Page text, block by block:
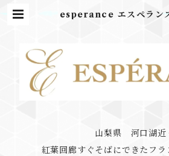
esperance エスペラン
山梨県 河口湖近
紅葉回廊すぐそばにできたフ